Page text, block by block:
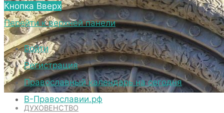
ВЕРХНИЙ ХРАМ ФЕОДОРОВСКОГО
ГОСУДАРЕВА СОБОРА
НИЖНИЙ ХРАМ ФЕОДОРОВСКОГО
ГОСУДАРЕВА СОБОРА
ТЕРРИТОРИЯ СОБОРА
ДУХОВЕНСТВО
Кнопка Вверх
Перейти к верхней панели
Войти
Регистрация
Православный календарь на сегодня
В-Православии.рф